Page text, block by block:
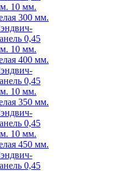
10 мм.
300 мм.
0,45
10 мм.
400 мм.
0,45
10 мм.
350 мм.
0,45
10 мм.
450 мм.
0,45